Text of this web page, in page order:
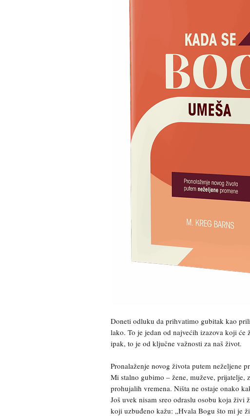
Doneti odluku da prihvatimo gubitak kao
lako. To je jedan od najvećih izazova koji će
ipak, to je od ključne važnosti za naš život.
Pronalaženje novog života putem neželjene
Mi stalno gubimo – žene, muževe, prijatelje,
prohujalih vremena. Ništa ne ostaje onako
Još uvek nisam sreo odraslu osobu koja živi
koji uzbuđeno kažu: „Hvala Bogu što mi je